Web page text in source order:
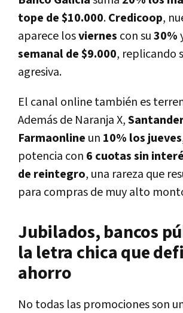
tope de $10.000.Credicoop,
aparece losviernes con su30%
semanal de $9.000, replicando
agresiva.
El canal online también es
Además de Naranja X,
Farmaonline un 10% los jueves
potencia con 6 cuotas sin
de reintegro, una rareza que
para compras de muy alto
Jubilados, bancos
la letra chica que
ahorro
No todas las promociones son